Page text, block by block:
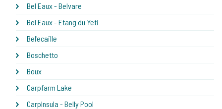
Bel Eaux - Belvare
Bel Eaux - Etang du Yeti
Bel'ecaille
Boschetto
Boux
Carpfarm Lake
CarpInsula - Belly Pool